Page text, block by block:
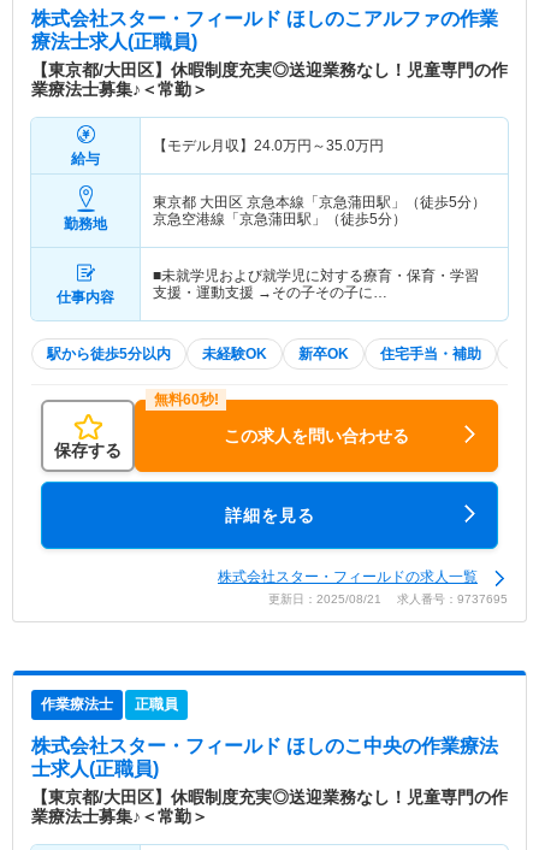
株式会社スター・フィールド ほしのこアルファの作業
療法士求人(正職員)
【東京都/大田区】休暇制度充実◎送迎業務なし！児童専門の作
業療法士募集♪＜常勤＞
給与
【モデル月収】 24.0万円～35.0万円
勤務地
東京都 大田区 京急本線「京急蒲田駅」（徒歩5分）
京急空港線「京急蒲田駅」（徒歩5分）
仕事内容
■未就学児および就学児に対する療育・保育・学習
支援・運動支援 →その子その子に…
駅から徒歩5分以内 未経験OK 新卒OK 住宅手当・補助
保存する
この求人を問い合わせる
詳細を見る
株式会社スター・フィールドの求人一覧
更新日：2025/08/21 求人番号：9737695
作業療法士 正職員
株式会社スター・フィールド ほしのこ中央の作業療法
士求人(正職員)
【東京都/大田区】休暇制度充実◎送迎業務なし！児童専門の作
業療法士募集♪＜常勤＞